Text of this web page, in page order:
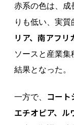
赤系の色は、成
りも低い、実質
リア、南アフリ
ソースと産業
結果となった。
一方で、
コート
エチオピア、ル